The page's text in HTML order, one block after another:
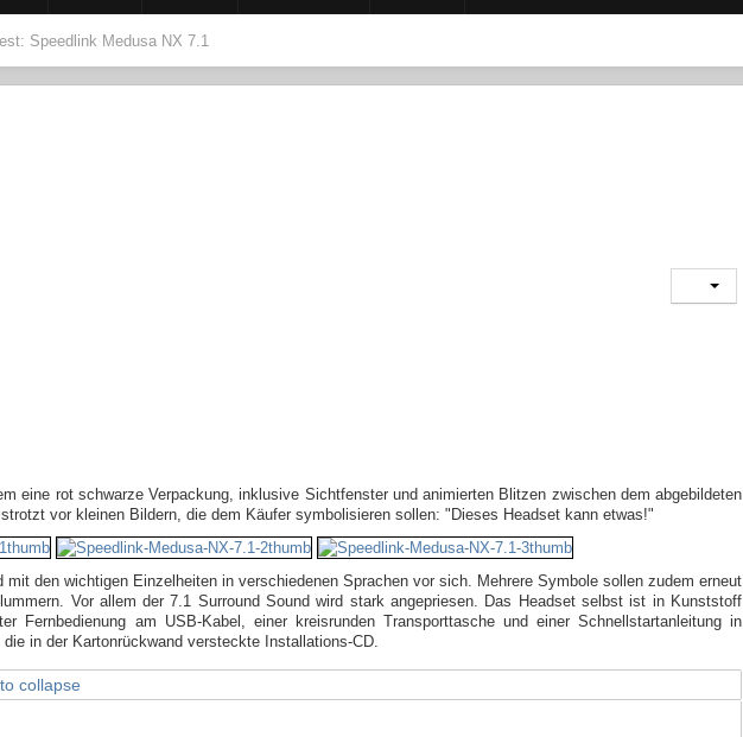
Speedlink Medusa NX 7.1
eine rot schwarze Verpackung, inklusive Sichtfenster und animierten Blitzen zwischen dem abgebildeten
vor kleinen Bildern, die dem Käufer symbolisieren sollen: "Dieses Headset kann etwas!"
den wichtigen Einzelheiten in verschiedenen Sprachen vor sich. Mehrere Symbole sollen zudem erneut
Vor allem der 7.1 Surround Sound wird stark angepriesen. Das Headset selbst ist in Kunststoff
Fernbedienung am USB-Kabel, einer kreisrunden Transporttasche und einer Schnellstartanleitung in
in der Kartonrückwand versteckte Installations-CD.
collapse